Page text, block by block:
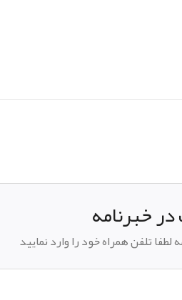
خبرنامه
تلفن همراه خود را وارد نمایید